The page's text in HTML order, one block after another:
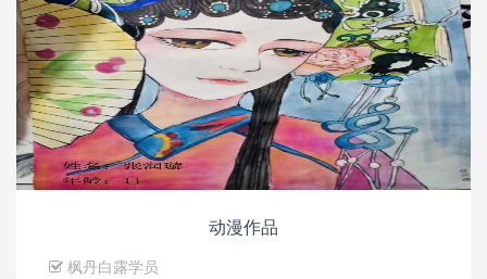
动漫作品
枫丹白露学员